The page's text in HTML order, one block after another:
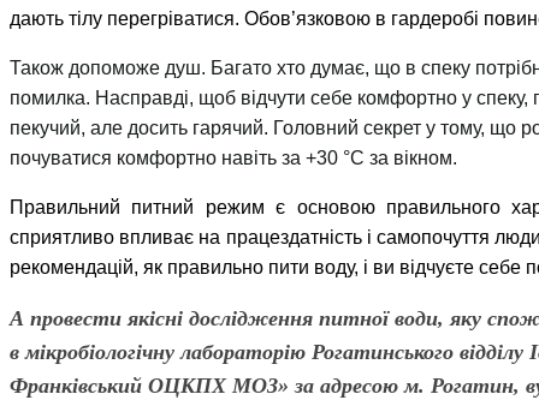
дають тілу перегріватися. Обов’язковою в гардеробі
Також допоможе душ. Багато хто думає, що в спеку
помилка. Насправді, щоб відчути себе комфортно у
пекучий, але досить гарячий. Головний секрет у тому, що
почуватися комфортно навіть за +30 °С за вікном.
Правильний питний режим є основою правильного
сприятливо впливає на працездатність і самопочуття
рекомендацій, як правильно пити воду, і ви відчуєте себе
А провести якісні дослідження питної води, яку
в мікробіологічну лабораторію Рогатинського відділу
Франківський ОЦКПХ МОЗ» за адресою м. Рогатин,